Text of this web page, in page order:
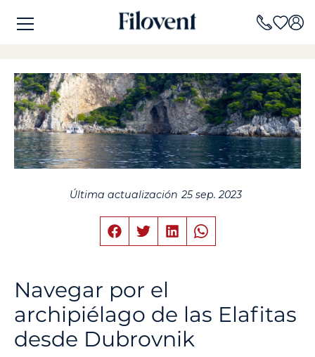
Última actualización 25 sep. 2023
Navegar por el
archipiélago de las Elafitas
desde Dubrovnik